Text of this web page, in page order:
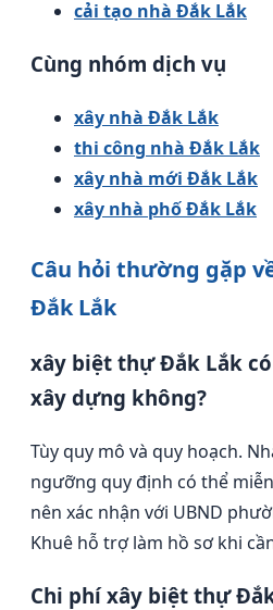
cải tạo nhà Đắk Lắk
Cùng nhóm dịch vụ
xây nhà Đắk Lắk
thi công nhà Đắk Lắk
xây nhà mới Đắk Lắk
xây nhà phố Đắk Lắk
Câu hỏi thường gặp
Đắk Lắk
xây biệt thự Đắk Lắk
xây dựng không?
Tùy quy mô và quy hoạch.
ngưỡng quy định có thể
nên xác nhận với UBND
Khuê hỗ trợ làm hồ sơ khi
Chi phí xây biệt thự